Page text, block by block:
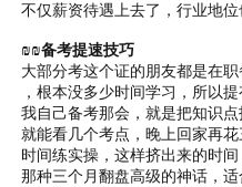
不仅薪资待遇上去了，行业地位
₪₪备考提速技巧
大部分考这个证的朋友都是在
，根本没多少时间学习，所以
我自己备考那会，就是把知识
就能看几个考点，晚上回家再
时间练实操，这样挤出来的时
那种三个月翻盘高级的神话，